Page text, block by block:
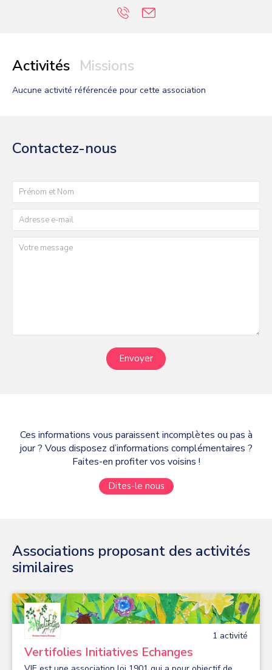
Activités Missions
Aucune activité référencée pour cette association
Contactez-nous
Envoyer
Ces informations vous paraissent incomplètes ou pas à
jour ? Vous disposez d’informations complémentaires ?
Faites-en profiter vos voisins !
Dites-le nous
Associations proposant des activités
similaires
1 activité
Vertifolies Initiatives Echanges